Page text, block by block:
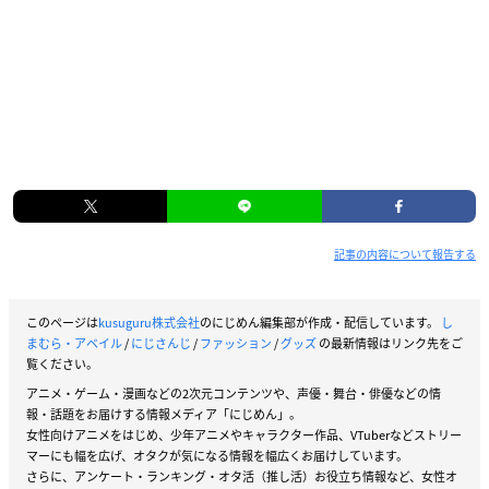
記事の内容について報告する
このページはkusuguru株式会社のにじめん編集部が作成・配信しています。
し
まむら・アベイル/にじさんじ/ファッション/グッズの最新情報はリンク先をご
覧ください。
アニメ・ゲーム・漫画などの2次元コンテンツや、声優・舞台・俳優などの情
報・話題をお届けする情報メディア「にじめん」。
女性向けアニメをはじめ、少年アニメやキャラクター作品、VTuberなどストリー
マーにも幅を広げ、オタクが気になる情報を幅広くお届けしています。
さらに、アンケート・ランキング・オタ活（推し活）お役立ち情報など、女性オ